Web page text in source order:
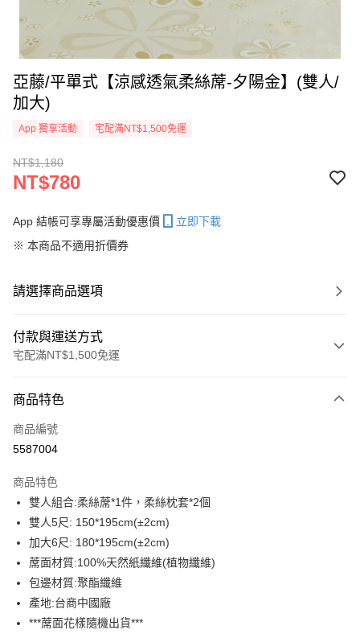
亞藤/平單式【涼感透氣柔絲蓆-夕陽金】(雙人/
加大)
App 獨享活動 宅配滿NT$1,500免運
NT$1,180
NT$780
App 結帳可享專屬活動優惠價
立即下載
※ 本商品不適用折價券
請選擇商品選項
付款與運送方式
宅配滿NT$1,500免運
信用卡一次付款
LINE Pay
街口支付
悠遊付
全盈+PAY
ATM付款
運送方式
商品特色
商品編號
5587004
商品特色
雙人組合:柔絲蓆*1件，柔絲枕套*2個
雙人5尺: 150*195cm(±2cm)
加大6尺: 180*195cm(±2cm)
蓆面材質:100%天然紙纖維(植物纖維)
包邊材質:聚酯纖維
產地:台商中國廠
***蓆面花樣隨機出貨***